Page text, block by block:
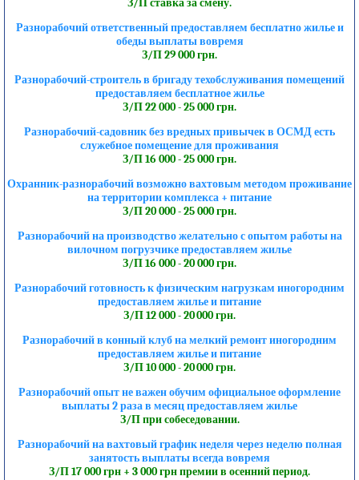
З/П ставка за смену.
Разнорабочий ответственный предоставляем бесплатно жилье и
обеды выплаты вовремя
З/П 29 000 грн.
Разнорабочий-строитель в бригаду техобслуживания помещений
предоставляем бесплатное жилье
З/П 22 000 - 25 000 грн.
Разнорабочий-садовник без вредных привычек в ОСМД есть
служебное помещение для проживания
З/П 16 000 - 25 000 грн.
Охранник-разнорабочий возможно вахтовым методом проживание
на территории комплекса + питание
З/П 20 000 - 25 000 грн.
Разнорабочий на производство желательно с опытом работы на
вилочном погрузчике предоставляем жилье
З/П 16 000 - 20 000 грн.
Разнорабочий готовность к физическим нагрузкам иногородним
предоставляем жилье и питание
З/П 12 000 - 20 000 грн.
Разнорабочий в конный клуб на мелкий ремонт иногородним
предоставляем жилье и питание
З/П 10 000 - 20 000 грн.
Разнорабочий опыт не важен обучим официальное оформление
выплаты 2 раза в месяц предоставляем жилье
З/П при собеседовании.
Разнорабочий на вахтовый график неделя через неделю полная
занятость выплаты всегда вовремя
З/П 17 000 грн + 3 000 грн премии в осенний период.